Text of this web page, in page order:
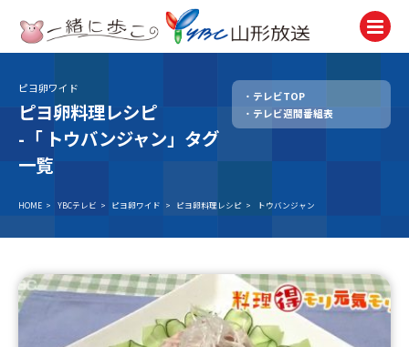
テレビ
TV
ニュース
アナウンサー
Announcer
イベント
Event
ピヨ卵ワイド
ピヨ卵料理レシピ
-「 トウバンジャン」タグ
一覧
テレビTOP
テレビ週間番組表
HOME > YBCテレビ > ピヨ卵ワイド > ピヨ卵料理レシピ > トウバンジャン